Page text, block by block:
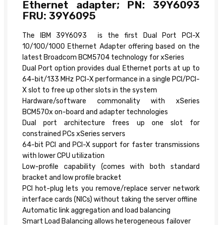
Ethernet adapter; PN: 39Y6093
FRU: 39Y6095
The IBM 39Y6093 is the first Dual Port PCI-X
10/100/1000 Ethernet Adapter offering based on the
latest Broadcom BCM5704 technology for xSeries
Dual Port option provides dual Ethernet ports at up to
64-bit/133 MHz PCI-X performance in a single PCI/PCI-
X slot to free up other slots in the system
Hardware/software commonality with xSeries
BCM570x on-board and adapter technologies
Dual port architecture frees up one slot for
constrained PCs xSeries servers
64-bit PCI and PCI-X support for faster transmissions
with lower CPU utilization
Low-profile capability (comes with both standard
bracket and low profile bracket
PCI hot-plug lets you remove/replace server network
interface cards (NICs) without taking the server offline
Automatic link aggregation and load balancing
Smart Load Balancing allows heterogeneous failover